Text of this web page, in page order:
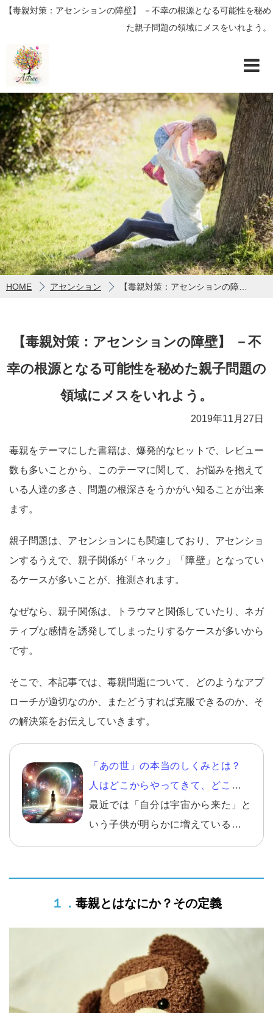
【毒親対策：アセンションの障壁】 －不幸の根源となる可能性を秘め
た親子問題の領域にメスをいれよう。
HOME アセンション
【毒親対策：アセンションの障壁】 －不
幸の根源となる可能性を秘めた親子問題の
領域にメスをいれよう。
2019年11月27日
毒親をテーマにした書籍は、爆発的なヒットで、レビュー
数も多いことから、このテーマに関して、お悩みを抱えて
いる人達の多さ、問題の根深さをうかがい知ることが出来
ます。
親子問題は、アセンションにも関連しており、アセンショ
ンするうえで、親子関係が「ネック」「障壁」となってい
るケースが多いことが、推測されます。
なぜなら、親子関係は、トラウマと関係していたり、ネガ
ティブな感情を誘発してしまったりするケースが多いから
です。
そこで、本記事では、毒親問題について、どのようなアプ
ローチが適切なのか、またどうすれば克服できるのか、そ
の解決策をお伝えしていきます。
「あの世」の本当のしくみとは？
人はどこからやってきて、どこにか
えるのか？
最近では「自分は宇宙から来た」と
いう子供が明らかに増えているそう
か、ちょっとだけエッセンスをお伝
１．毒親とはなにか？その定義